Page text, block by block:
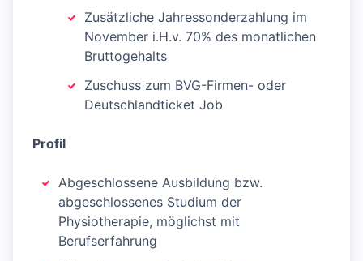
Zusätzliche Jahressonderzahlung im
November i.H.v. 70% des monatlichen
Bruttogehalts
Zuschuss zum BVG-Firmen- oder
Deutschlandticket Job
Profil
Abgeschlossene Ausbildung bzw.
abgeschlossenes Studium der
Physiotherapie, möglichst mit
Berufserfahrung